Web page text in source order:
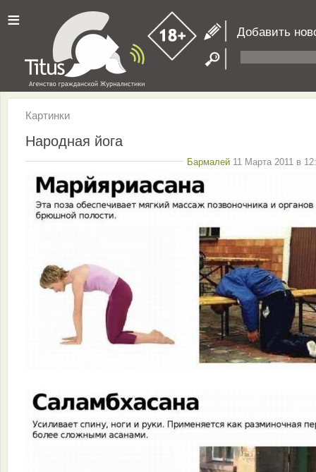
≡ Добавить
Картинки
Народная йога
Бармалей 11 Марта 2011 в